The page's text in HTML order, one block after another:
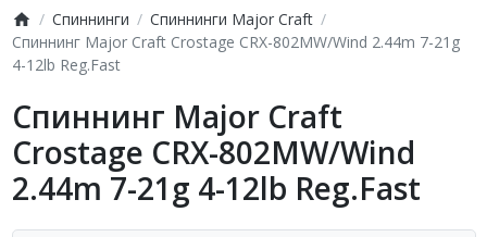
Спиннинги
Спиннинги Major Craft
Спиннинг Major Craft Crostage CRX-802MW/Wind 2.44m 7-21g
4-12lb Reg.Fast
Спиннинг Major Craft
Crostage CRX-802MW/Wind
2.44m 7-21g 4-12lb Reg.Fast